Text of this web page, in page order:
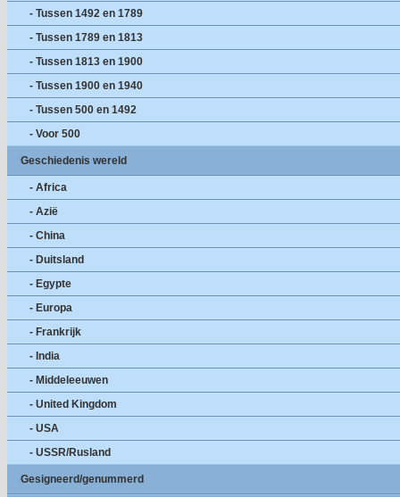
- Tussen 1492 en 1789
- Tussen 1789 en 1813
- Tussen 1813 en 1900
- Tussen 1900 en 1940
- Tussen 500 en 1492
- Voor 500
Geschiedenis wereld
- Africa
- Azië
- China
- Duitsland
- Egypte
- Europa
- Frankrijk
- India
- Middeleeuwen
- United Kingdom
- USA
- USSR/Rusland
Gesigneerd/genummerd